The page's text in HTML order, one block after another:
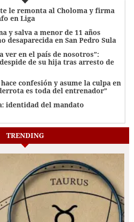
le remonta al Choloma y firma
en Liga
y salva a menor de 11 años
desaparecida en San Pedro Sula
ver en el país de nosotros”:
de su hija tras arresto de
confesión y asume la culpa en
es toda del entrenador”
identidad del mandato
TRENDING